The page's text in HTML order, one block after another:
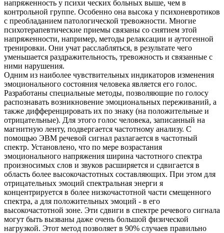
напряженность у психи ческих больных выше, чем в
контрольной группе. Особенно она высока у психоневротиков
с преобладанием патологической тревожности. Многие
психотерапевтические приемы связаны со снятием этой
напряженности, например, методы релаксации и аутогенной
тренировки. Они учат расслабляться, в результате чего
уменьшается раздражительность, тревожность и связанные с
ними нарушения.
Одним из наиболее чувствительных индикаторов изменения
эмоционального состояния человека является его голос.
Разработаны специальные методы, позволяющие по голосу
распознавать возникновение эмоциональных переживаний, а
также дифференцировать их по знаку (на положительные и
отрицательные). Для этого голос человека, записанный на
магнитную ленту, подвергается частотному анализу. С
помощью ЭВМ речевой сигнал разлагается в частотный
спектр. Установлено, что по мере возрастания
эмоционального напряжения ширина частотного спектра
произносимых слов и звуков расширяется и сдвигается в
область более высокочастотных составляющих. При этом для
отрицательных эмоций спектральная энерги я
концентрируется в более низкочастотной части смещенного
спектра, а для положительных эмоций - в его
высокочастотной зоне. Эти сдвиги в спектре речевого сигнала
могут быть вызваны даже очень большой физической
нагрузкой. Этот метод позволяет в 90% случаев правильно